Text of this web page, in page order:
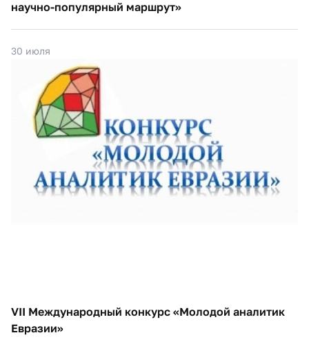
научно-популярный маршрут»
30 июля
VII Международный конкурс «Молодой аналитик
Евразии»